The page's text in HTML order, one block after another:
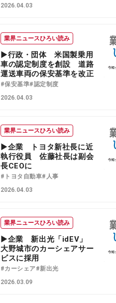
2026.04.03
業界ニュースひろい読み
▶行政・団体 米国製乗用
車の認定制度を創設 道路
運送車両の保安基準を改正
#保安基準#認定制度
2026.04.03
業界ニュースひろい読み
▶企業 トヨタ新社長に近
執行役員 佐藤社長は副会
長CEOに
#トヨタ自動車#人事
2026.04.03
業界ニュースひろい読み
▶企業 新出光「idEV」
大野城市のカーシェアサー
ビスに採用
#カーシェア#新出光
2026.03.09